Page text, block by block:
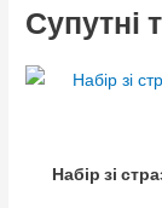
Супутні
Набір зі